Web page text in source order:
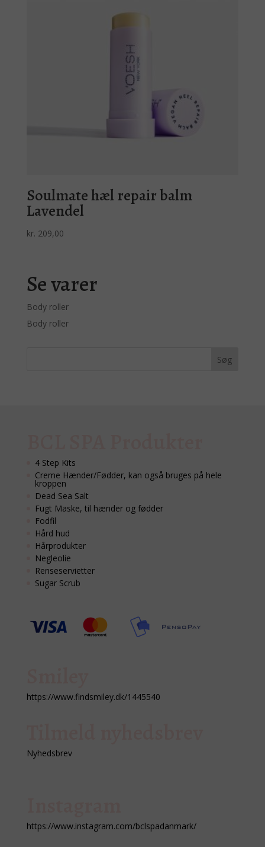
Soulmate hæl repair balm
Lavendel
kr. 209,00
Se varer
Body roller
Body roller
4 Step Kits
Creme Hænder/Fødder, kan også bruges på hele
kroppen
Dead Sea Salt
Fugt Maske, til hænder og fødder
Fodfil
Hård hud
Hårprodukter
Negleolie
Renseservietter
Sugar Scrub
https://www.findsmiley.dk/1445540
Nyhedsbrev
https://www.instagram.com/bclspadanmark/